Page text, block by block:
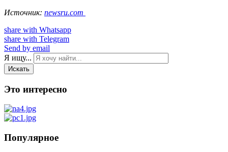
Источник: newsru.com
share with Whatsapp
share with Telegram
Send by email
Я ищу...
Искать
Это интересно
Популярное